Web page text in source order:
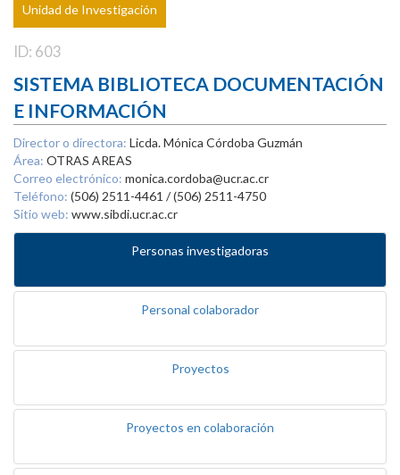
Unidad de Investigación
ID: 603
SISTEMA BIBLIOTECA DOCUMENTACIÓN
E INFORMACIÓN
Director o directora: Licda. Mónica Córdoba Guzmán
Área: OTRAS AREAS
Correo electrónico: monica.cordoba@ucr.ac.cr
Teléfono: (506) 2511-4461 / (506) 2511-4750
Sitio web: www.sibdi.ucr.ac.cr
Personas investigadoras
Personal colaborador
Proyectos
Proyectos en colaboración